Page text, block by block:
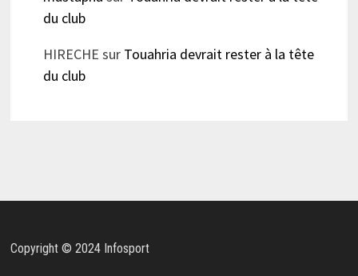
du club
HIRECHE sur Touahria devrait rester à la tête
du club
Copyright © 2024 Infosport